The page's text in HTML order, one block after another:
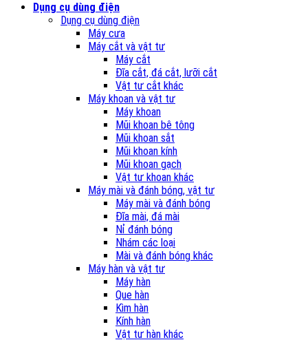
Dụng cụ dùng điện
Dụng cụ dùng điện
Máy cưa
Máy cắt và vật tư
Máy cắt
Đĩa cắt, đá cắt, lưỡi cắt
Vật tư cắt khác
Máy khoan và vật tư
Máy khoan
Mũi khoan bê tông
Mũi khoan sắt
Mũi khoan kính
Mũi khoan gạch
Vật tư khoan khác
Máy mài và đánh bóng, vật tư
Máy mài và đánh bóng
Đĩa mài, đá mài
Nỉ đánh bóng
Nhám các loại
Mài và đánh bóng khác
Máy hàn và vật tư
Máy hàn
Que hàn
Kìm hàn
Kính hàn
Vật tư hàn khác